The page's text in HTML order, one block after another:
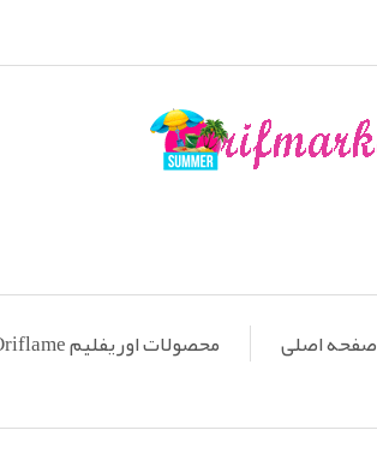
صفحه اصلی محصولات اوریفلیم Oriflame